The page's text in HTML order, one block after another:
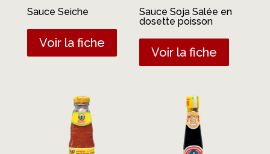
Sauce Seiche
Voir la fiche
Sauce Soja Salée en
dosette poisson
Voir la fiche